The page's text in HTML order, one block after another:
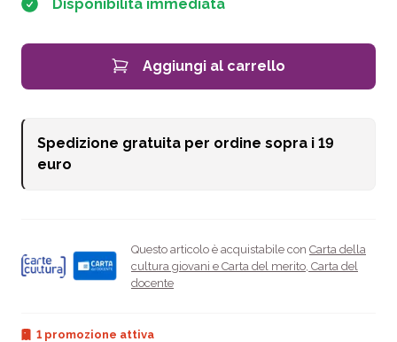
Disponibilità immediata
Aggiungi al carrello
Spedizione gratuita per ordine sopra i 19
euro
Questo articolo è acquistabile con Carta della
cultura giovani e Carta del merito Carta del
docente
1 promozione attiva